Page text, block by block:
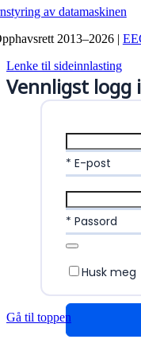
av datamaskinen
2013–2026 |
Lenke til sideinnlasting
Vennligst logg
* E-post
* Passord
Husk meg
Gå til toppen